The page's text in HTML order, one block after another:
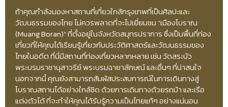
ถ้าคุณกำลังมองหาสถานที่เที่ยวใกล้กรุงเทพที่เป็นศิลปะและ
วัฒนธรรมของไทย ไม่ควรพลาดที่จะไปเยี่ยมชม “เมืองโบราณ
(Muang Boran)” ที่ตั้งอยู่ในจังหวัดสมุทรปราการ ซึ่งเป็นพื้นที่ท่อง
เที่ยวที่ให้คุณได้เรียนรู้เกี่ยวกับประวัติศาสตร์และวัฒนธรรมของ
ไทยในอดีต ที่นี่มีสถานที่ท่องเที่ยวหลากหลาย เช่น วัดสระบัว
พระบรมราชานุสาวรีย์ พระบรมฉายาลักษณ์ และอื่นๆ ที่น่าสนใจ
นอกจากนี้ คุณยังสามารถสัมผัสประสบการณ์ในการเดินทางสู่
โบราณสถานได้อย่างใกล้ชิด ด้วยการเดินทางด้วยรถม้า และเรือ
แต่งตัวได้ ที่จะทำให้คุณได้รับรู้ความเป็นไทยแท้ๆ อย่างแน่นอน